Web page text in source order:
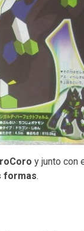
y junto con
formas.